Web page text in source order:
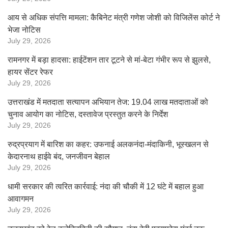
आय से अधिक संपत्ति मामला: कैबिनेट मंत्री गणेश जोशी को विजिलेंस कोर्ट ने
भेजा नोटिस
July 29, 2026
रामनगर में बड़ा हादसा: हाईटेंशन तार टूटने से मां-बेटा गंभीर रूप से झुलसे,
हायर सेंटर रेफर
July 29, 2026
उत्तराखंड में मतदाता सत्यापन अभियान तेज: 19.04 लाख मतदाताओं को
चुनाव आयोग का नोटिस, दस्तावेज प्रस्तुत करने के निर्देश
July 29, 2026
रुद्रप्रयाग में बारिश का कहर: उफनाई अलकनंदा-मंदाकिनी, भूस्खलन से
केदारनाथ हाईवे बंद, जनजीवन बेहाल
July 29, 2026
धामी सरकार की त्वरित कार्रवाई: नंदा की चौकी में 12 घंटे में बहाल हुआ
आवागमन
July 29, 2026